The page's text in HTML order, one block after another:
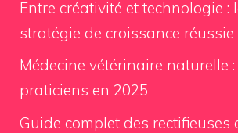
Entre créativité et technologie :
stratégie de croissance réussie
Médecine vétérinaire naturelle
praticiens en 2025
Guide complet des rectifieuses